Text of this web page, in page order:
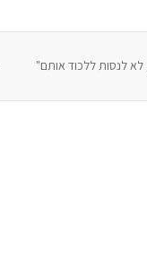
לנסות ללכוד אותם"